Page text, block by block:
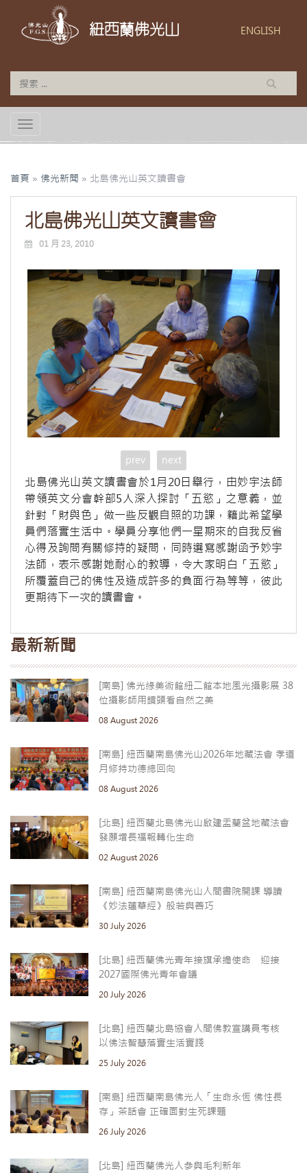
紐西蘭佛光山 ENGLISH
TOGGLE NAVIGATION
首頁 » 佛光新聞 » 北島佛光山英文讀書會
北島佛光山英文讀書會
01 月 23, 2010
prev next
北島佛光山英文讀書會於1月20日舉行，由妙宇法師
帶領英文分會幹部5人深入探討「五慾」之意義，並
針對「財與色」做一些反觀自照的功課，籍此希望學
員們落實生活中。學員分享他們一星期來的自我反省
心得及詢問有關修持的疑問，同時選寫感謝函予妙宇
法師，表示感謝她耐心的教導，令大家明白「五慾」
所覆蓋自己的佛性及造成許多的負面行為等等，彼此
更期待下一次的讀書會。
最新新聞
[南島] 佛光緣美術館紐二館本地風光攝影展 38
位攝影師用鏡頭看自然之美
08 August 2026
[南島] 紐西蘭南島佛光山2026年地藏法會 孝道
月修持功德總回向
08 August 2026
[北島] 紐西蘭北島佛光山啟建盂蘭盆地藏法會
發願增長福報轉化生命
02 August 2026
[南島] 紐西蘭南島佛光山人間書院開課 導讀
《妙法蓮華經》般若與善巧
30 July 2026
[北島] 紐西蘭佛光青年接旗承擔使命 迎接
2027國際佛光青年會議
20 July 2026
[北島] 紐西蘭北島協會人間佛教宣講員考核
以佛法智慧落實生活實踐
25 July 2026
[南島] 紐西蘭南島佛光人「生命永恆 佛性長
存」茶話會 正確面對生死課題
26 July 2026
[北島] 紐西蘭佛光人參與毛利新年